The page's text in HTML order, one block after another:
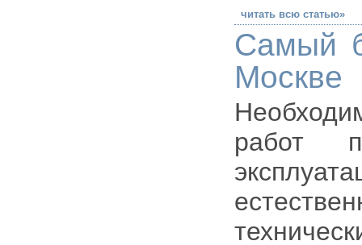
читать всю статью»
Самый
Москве
работ